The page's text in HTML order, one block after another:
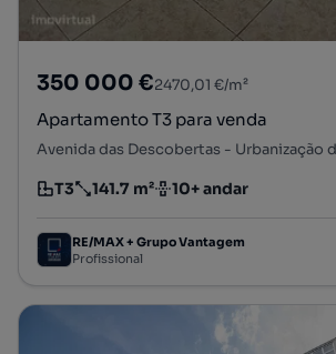
350 000 €2470,01 €/m²
Apartamento T3 para venda
Tipologia
T3
Preço por metro quadrado
141.7 m²
Andar 10+ andar
RE/MAX + Grupo Vantagem
Profissional